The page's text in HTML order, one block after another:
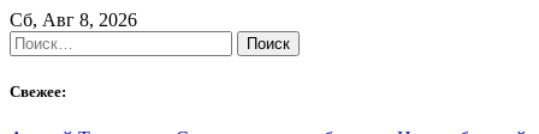
Skip
to
content
Сб, Авг 8, 2026
Найти:
Свежее: